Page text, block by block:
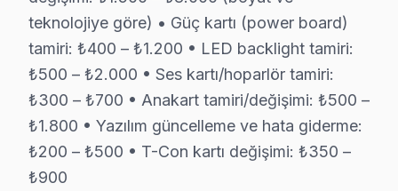
• Apartman, rezidans ve iş yeri servisi
Esenler çevresinde Tefal servisi için hemen randevu
Tefal Televizyon Kullanım Kılavuzu –
Televizyonunuzun ömrünü kısaltan alışkanlıklardan
Teknisyen önerileri:
• Esenler'de UPS veya gerilim regülatörü ile ani voltaj
teknolojiye göre) • Güç kartı (power board)
tamiri: ₺400 – ₺1.200 • LED backlight tamiri:
₺500 – ₺2.000 • Ses kartı/hoparlör tamiri:
₺300 – ₺700 • Anakart tamiri/değişimi: ₺500 –
₺1.800 • Yazılım güncelleme ve hata giderme:
₺200 – ₺500 • T-Con kartı değişimi: ₺350 –
₺900